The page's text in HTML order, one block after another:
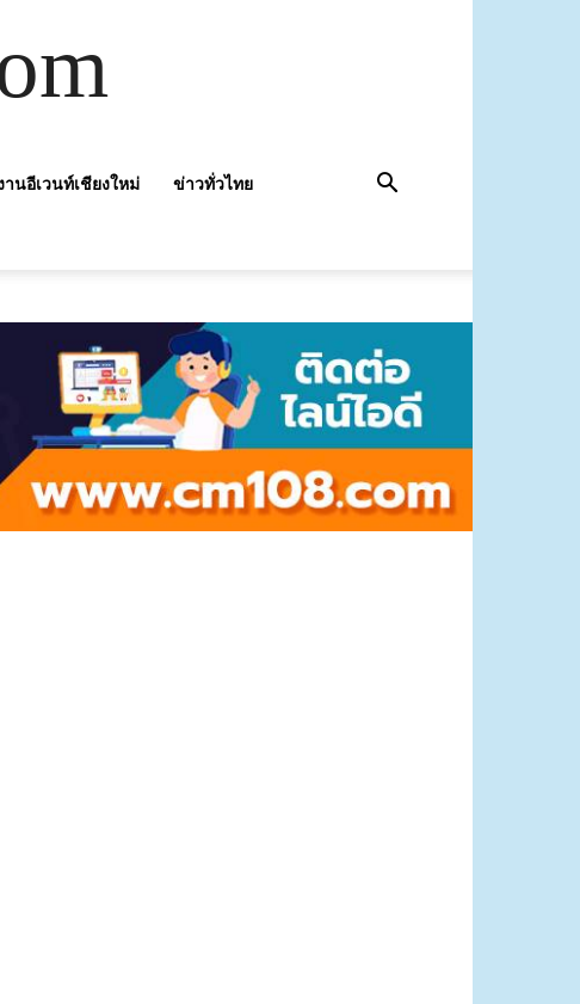
นอีเวนท์เชียงใหม่ ข่าวทั่วไทย